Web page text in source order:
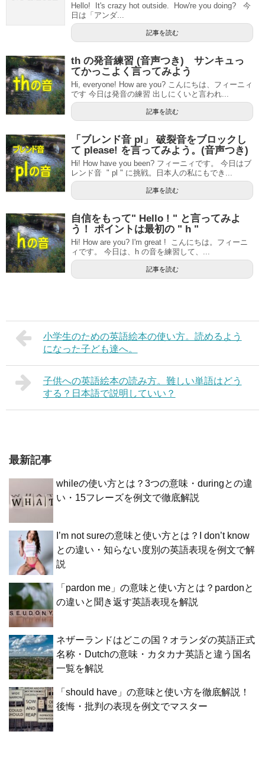
Hello! It's crazy hot outside. How're you doing? 今
日は「アンダ...
記事を読む
th の発音練習 (音声つき) サンキュっ
てかっこよく言ってみよう
Hi, everyone! How are you? こんにちは、フィーニィ
です 今日は発音の練習 出しにくいと言われ...
記事を読む
「ブレンド音 pl」 破裂音をブロックし
て please! を言ってみよう。(音声つき)
Hi! How have you been? フィーニィです。 今日はブ
レンド音 " pl " に挑戦。日本人の私にもでき...
記事を読む
自信をもって" Hello ! " と言ってみよ
う！ ポイントは最初の " h "
Hi! How are you? I'm great ! こんにちは。フィーニ
ィです。 今日は、h の音を練習して、...
記事を読む
小学生のための英語絵本の使い方。読めるよう
になった子ども達へ。
子供への英語絵本の読み方。難しい単語はどう
する？日本語で説明していい？
最新記事
whileの使い方とは？3つの意味・duringとの違
い・15フレーズを例文で徹底解説
I’m not sureの意味と使い方とは？I don’t know
との違い・知らない度別の英語表現を例文で解
説
「pardon me」の意味と使い方とは？pardonと
の違いと聞き返す英語表現を解説
ネザーランドはどこの国？オランダの英語正式
名称・Dutchの意味・カタカナ英語と違う国名
一覧を解説
「should have」の意味と使い方を徹底解説！
後悔・批判の表現を例文でマスター